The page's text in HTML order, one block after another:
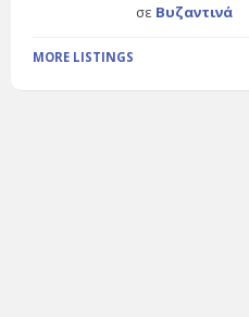
σε Βυζαντινά
MORE LISTINGS